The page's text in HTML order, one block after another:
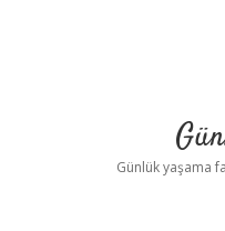
Günlük yaşama